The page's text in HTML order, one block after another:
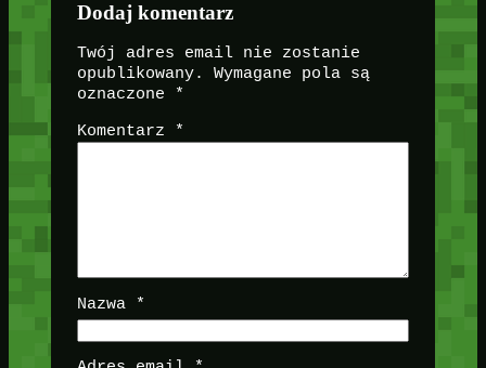
Dodaj komentarz
Twój adres email nie zostanie
opublikowany.
Wymagane pola są
oznaczone
*
Komentarz *
Nazwa *